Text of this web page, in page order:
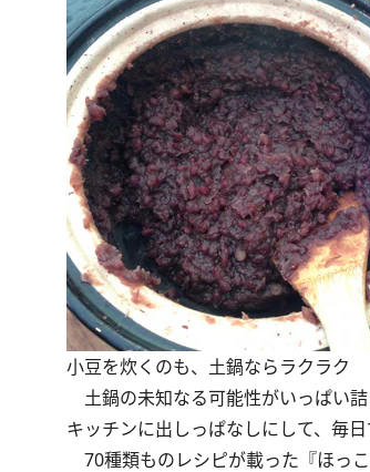
小豆を炊くのも、土鍋ならラクラク
土鍋の未知なる可能性がいっぱい
キッチンに出しっぱなしにして、毎
70種類ものレシピが載った『ほっ